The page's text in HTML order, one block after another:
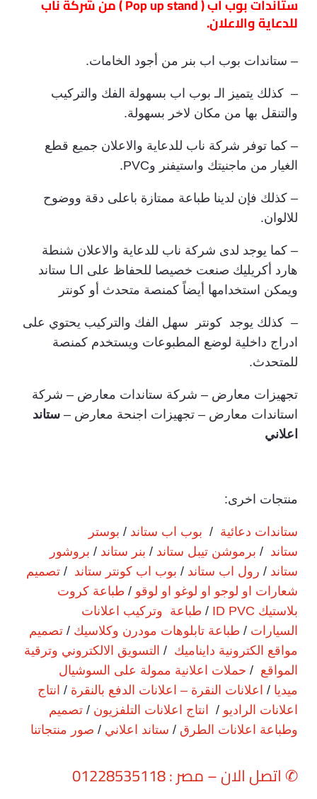
ستاندات بوب اب ( Pop up stand ) من شركة ناب
للدعاية والاعلان.
– ستاندات بوب اب بنر من أجود الخامات.
– كذلك يتميز الـ بوب اب بسهولة الفك والتركيب
والتنقل بها من مكان لاخر بسهولة.
– كما توفر شركة ناب للدعاية والاعلان جميع قطع
الغيار من ماجنيتك واستيفنر وPVC.
– كذلك فإن لدينا طباعة ممتازة باعلى دقة ووضوح
للالوان.
– كما يوجد لدى شركة ناب للدعاية والاعلان شنطة
هارد أكريليك صنعت خصيصا للحفاظ على الـا ستاند
ويمكن استخدامها أيضاً كمنصة متحدث أو كونتر
– كذلك يوجد كونتر سهل الفك والتركيب يحتوي على
ادراج داخلية لوضع المطبوعات ويستخدم كمنصة
للمتحدث.
تجهيزات معارض – شركة ستاندات معارض – شركة
استاندات معارض – تجهيزات اجنحة معارض – ستاند
اعلاني
منتجات اخرى:
ستاندات دعائية / بوب اب ستاند / بوستر
ستاند / برموشن تيبل ستاند / بنر ستاند / بروشور
ستاند / رول اب ستاند / بوب اب كونتر ستاند / تصميم
شعارات او لوجو او لوغو او لوقو / طباعة كروت
بلاستيك ID PVC
/ طباعة وتركيب اعلانات
السيارات / طباعة تابلوهات مودرن وكلاسيك / تصميم
مواقع الكترونية دايناميك / التسويق الالكتروني وترقية
المواقع / حملات اعلانية ممولة على السوشيال
ميديا / اعلانات النقرة – اعلانات الدفع بالنقرة / انتاج
اعلانات الراديو / انتاج اعلانات التلفزيون / تصميم
وطباعة اعلانات الطرق / ستاند اعلاني / صور منتجاتنا
✆اتصل الان – مصر : 01228535118